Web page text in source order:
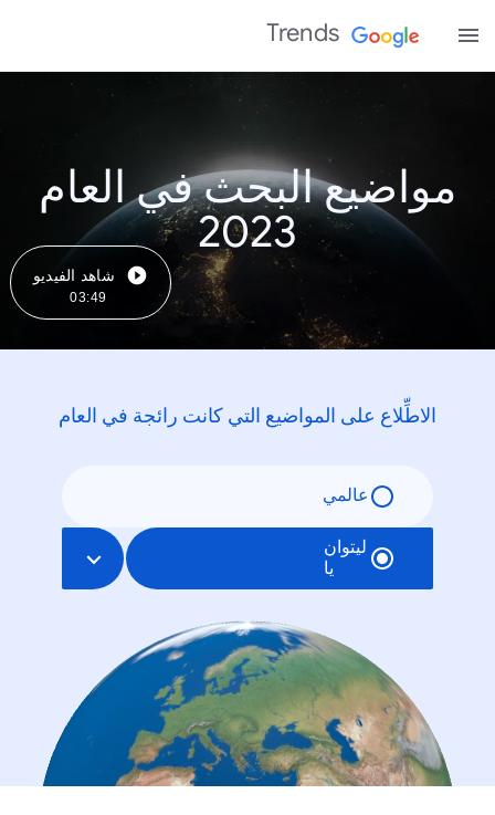
Trends
مواضيع البحث في العام
2023
شاهد الفيديو
03:49
الاطِّلاع على المواضيع التي كانت رائجة في العام
عالمي
ليتوان
يا